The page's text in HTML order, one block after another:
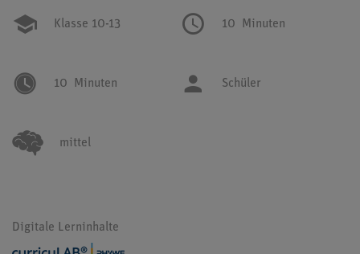
Klasse 10-13 10 Minuten
10 Minuten Schüler
mittel
Digitale Lerninhalte